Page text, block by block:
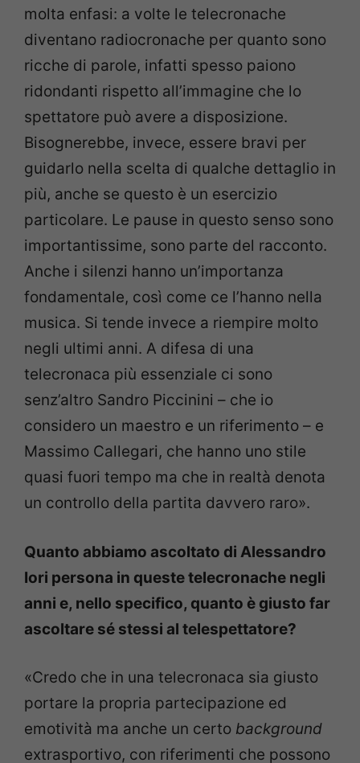
molta enfasi: a volte le telecronache
diventano radiocronache per quanto sono
ricche di parole, infatti spesso paiono
ridondanti rispetto all’immagine che lo
spettatore può avere a disposizione.
Bisognerebbe, invece, essere bravi per
guidarlo nella scelta di qualche dettaglio in
più, anche se questo è un esercizio
particolare. Le pause in questo senso sono
importantissime, sono parte del racconto.
Anche i silenzi hanno un’importanza
fondamentale, così come ce l’hanno nella
musica. Si tende invece a riempire molto
negli ultimi anni. A difesa di una
telecronaca più essenziale ci sono
senz’altro Sandro Piccinini – che io
considero un maestro e un riferimento – e
Massimo Callegari, che hanno uno stile
quasi fuori tempo ma che in realtà denota
un controllo della partita davvero raro».
Quanto abbiamo ascoltato di Alessandro
Iori persona in queste telecronache negli
anni e, nello specifico, quanto è giusto far
ascoltare sé stessi al telespettatore?
«Credo che in una telecronaca sia giusto
portare la propria partecipazione ed
emotività ma anche un certo background
extrasportivo, con riferimenti che possono